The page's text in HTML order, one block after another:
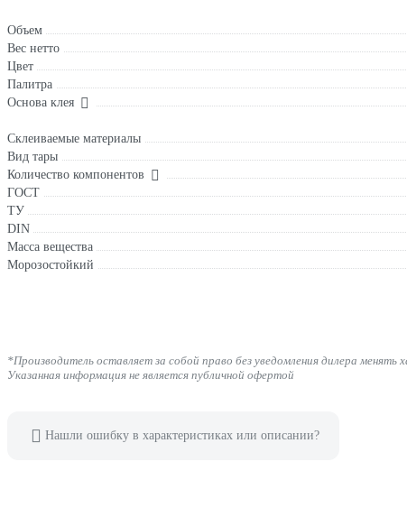
Объем
Вес нетто
Цвет
Палитра
Основа клея
Склеиваемые материалы
Вид тары
Количество компонентов
ГОСТ
ТУ
DIN
Масса вещества
Морозостойкий
*Производитель оставляет за собой право без уведомления дилера
Указанная информация не является публичной офертой
Нашли ошибку в характеристиках или описании?